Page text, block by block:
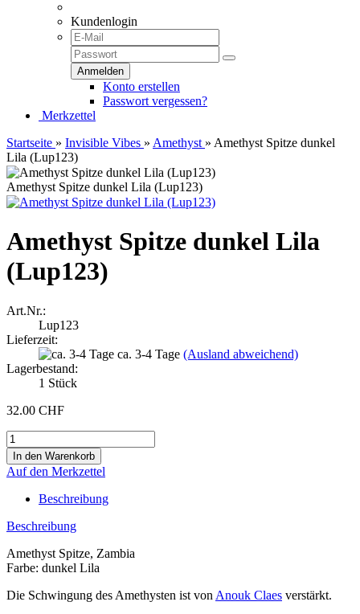
Kundenlogin
Konto erstellen
Passwort vergessen?
Merkzettel
Startseite » Invisible Vibes » Amethyst » Amethyst Spitze dunkel
Lila (Lup123)
Amethyst Spitze dunkel Lila (Lup123)
Amethyst Spitze dunkel Lila
(Lup123)
Art.Nr.:
Lup123
Lieferzeit:
ca. 3-4 Tage (Ausland abweichend)
Lagerbestand:
1 Stück
32.00 CHF
Auf den Merkzettel
Beschreibung
Beschreibung
Amethyst Spitze, Zambia
Farbe: dunkel Lila
Die Schwingung des Amethysten ist von Anouk Claes verstärkt.